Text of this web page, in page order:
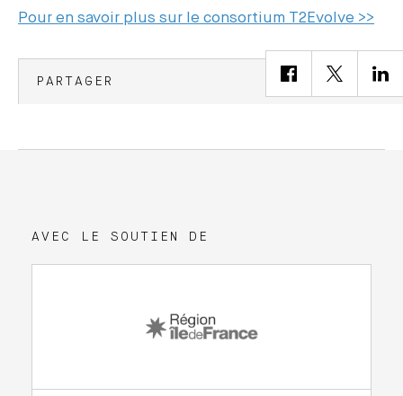
Pour en savoir plus sur le consortium T2Evolve >>
PARTAGER
AVEC LE SOUTIEN DE